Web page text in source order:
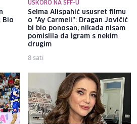
Bio
USKORO NA SFF-U
Selma Alispahić ususret filmu
o "Ay Carmeli": Dragan Jovičić
bi bio ponosan; nikada nisam
pomislila da igram s nekim
drugim
8 sati